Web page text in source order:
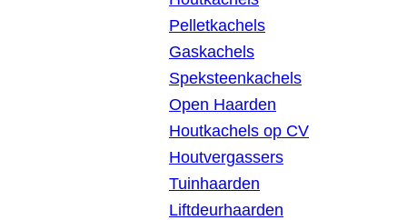
Pelletkachels
Gaskachels
Speksteenkachels
Open Haarden
Houtkachels op CV
Houtvergassers
Tuinhaarden
Liftdeurhaarden